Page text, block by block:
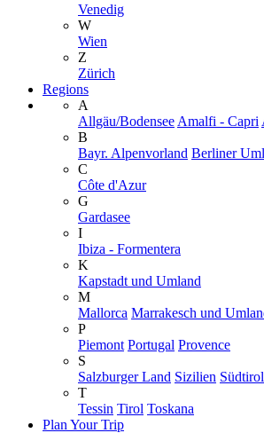
Venedig
W
Wien
Z
Zürich
Regions
A
Allgäu/Bodensee Amalfi - Capri
B
Bayr. Alpenvorland Berliner
C
Côte d'Azur
G
Gardasee
I
Ibiza - Formentera
K
Kapstadt und Umland
M
Mallorca Marrakesch und
P
Piemont Portugal Provence
S
Salzburger Land Sizilien Südtirol
T
Tessin Tirol Toskana
Plan Your Trip